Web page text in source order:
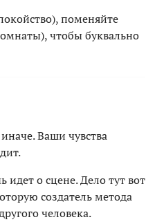
поменяйте
чтобы буквально
Ваши чувства
идет о сцене. Дело тут вот
создатель метода
человека.